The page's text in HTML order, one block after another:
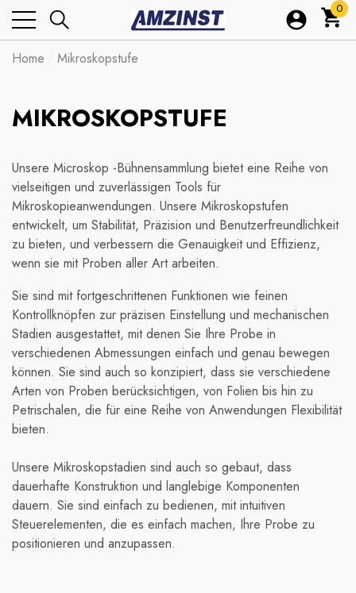
0
0
Home Mikroskopstufe
MIKROSKOPSTUFE
Unsere Microskop -Bühnensammlung bietet eine Reihe von
vielseitigen und zuverlässigen Tools für
Mikroskopieanwendungen. Unsere Mikroskopstufen
entwickelt, um Stabilität, Präzision und Benutzerfreundlichkeit
zu bieten, und verbessern die Genauigkeit und Effizienz,
wenn sie mit Proben aller Art arbeiten.
Sie sind mit fortgeschrittenen Funktionen wie feinen
Kontrollknöpfen zur präzisen Einstellung und mechanischen
Stadien ausgestattet, mit denen Sie Ihre Probe in
verschiedenen Abmessungen einfach und genau bewegen
können. Sie sind auch so konzipiert, dass sie verschiedene
Arten von Proben berücksichtigen, von Folien bis hin zu
Petrischalen, die für eine Reihe von Anwendungen Flexibilität
bieten.
Unsere Mikroskopstadien sind auch so gebaut, dass
dauerhafte Konstruktion und langlebige Komponenten
dauern. Sie sind einfach zu bedienen, mit intuitiven
Steuerelementen, die es einfach machen, Ihre Probe zu
positionieren und anzupassen.